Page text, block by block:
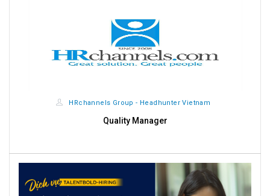
HRchannels Group - Headhunter Vietnam
Quality Manager